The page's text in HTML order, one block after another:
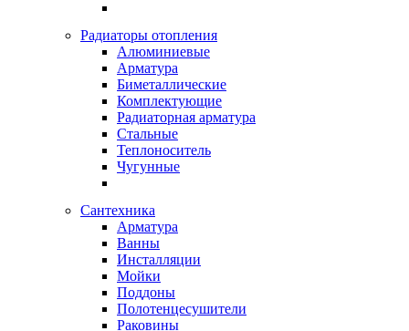
Радиаторы отопления
Алюминиевые
Арматура
Биметаллические
Комплектующие
Радиаторная арматура
Стальные
Теплоноситель
Чугунные
Сантехника
Арматура
Ванны
Инсталляции
Мойки
Поддоны
Полотенцесушители
Раковины